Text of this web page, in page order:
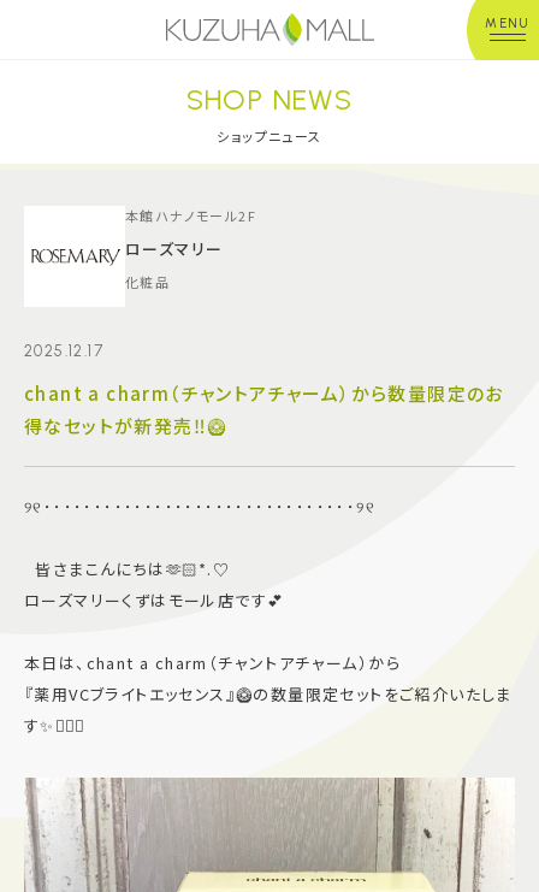
MENU
年中無休平 日：10:00~20:00
※店舗により異なる
ショップガイド
キッズ＆ベビー
Follow US
SHOP NEWS
ショップニュース
本館ハナノモール2F
ローズマリー
化粧品
2025.12.17
chant a charm（チャントアチャーム）から数量限定のお
得なセットが新発売‼️🥝
୨୧･･･････････････････････････････୨୧
皆さまこんにちは🫶🏻*.♡
ローズマリーくずはモール店です💕
本日は、chant a charm（チャントアチャーム）から
『薬用VCブライトエッセンス』🥝の数量限定セットをご紹介いたしま
す✨💁🏻‍♀️